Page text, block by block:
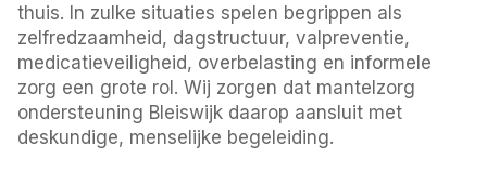
thuis. In zulke situaties spelen begrippen als
zelfredzaamheid, dagstructuur, valpreventie,
medicatieveiligheid, overbelasting en informele
zorg een grote rol. Wij zorgen dat mantelzorg
ondersteuning Bleiswijk daarop aansluit met
deskundige, menselijke begeleiding.